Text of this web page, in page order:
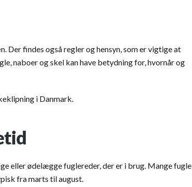
Der findes også regler og hensyn, som er vigtige at
naboer og skel kan have betydning for, hvornår og
i Danmark.
eller ødelægge fuglereder, der er i brug. Mange fugle
fra marts til august.